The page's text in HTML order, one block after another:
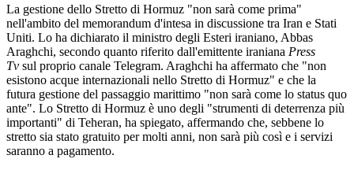
La gestione dello Stretto di Hormuz "non sarà come prima"
nell'ambito del memorandum d'intesa in discussione tra Iran e Stati
Uniti. Lo ha dichiarato il ministro degli Esteri iraniano, Abbas
Araghchi, secondo quanto riferito dall'emittente iraniana Press
Tv sul proprio canale Telegram. Araghchi ha affermato che "non
esistono acque internazionali nello Stretto di Hormuz" e che la
futura gestione del passaggio marittimo "non sarà come lo status quo
ante". Lo Stretto di Hormuz è uno degli "strumenti di deterrenza più
importanti" di Teheran, ha spiegato, affermando che, sebbene lo
stretto sia stato gratuito per molti anni, non sarà più così e i servizi
saranno a pagamento.